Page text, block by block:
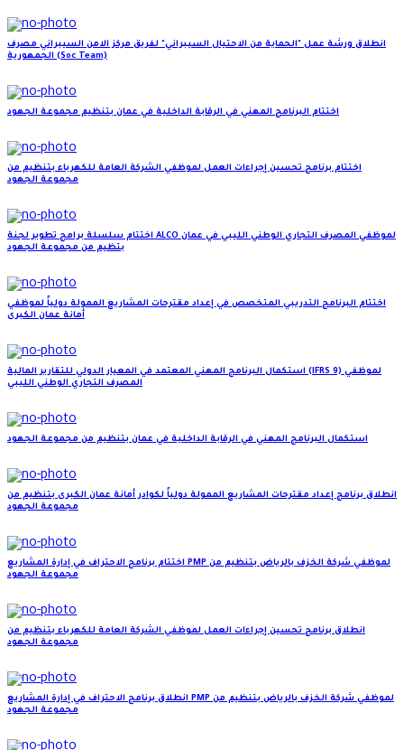
انطلاق ورشة عمل "الحماية من الاحتيال السيبراني" لفريق مركز الامن السيبراني مصرف
الجمهورية (Soc Team)
اختتام البرنامج المهني في الرقابة الداخلية في عمان بتنظيم مجموعة الجهود
اختتام برنامج تحسين إجراءات العمل لموظفي الشركة العامة للكهرباء بتنظيم من
مجموعة الجهود
اختتام سلسلة برامج تطوير لجنة ALCO لموظفي المصرف التجاري الوطني الليبي في عمان
بتظيم من مجموعة الجهود
اختتام البرنامج التدريبي المتخصص في إعداد مقترحات المشاريع الممولة دولياً لموظفي
أمانة عمان الكبرى
استكمال البرنامج المهني المعتمد في المعيار الدولي للتقارير المالية (IFRS 9) لموظفي
المصرف التجاري الوطني الليبي
استكمال البرنامج المهني في الرقابة الداخلية في عمان بتنظيم من مجموعة الجهود
انطلاق برنامج إعداد مقترحات المشاريع الممولة دولياً لكوادر أمانة عمان الكبرى بتنظيم من
مجموعة الجهود
اختتام برنامج الاحتراف في إدارة المشاريع PMP لموظفي شركة الخزف بالرياض بتنظيم من
مجموعة الجهود
انطلاق برنامج تحسين إجراءات العمل لموظفي الشركة العامة للكهرباء بتنظيم من
مجموعة الجهود
انطلاق برنامج الاحتراف في إدارة المشاريع PMP لموظفي شركة الخزف بالرياض بتنظيم من
مجموعة الجهود